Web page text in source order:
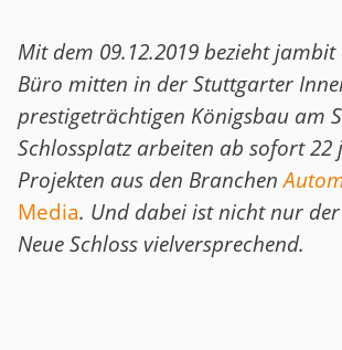
Mit dem 09.12.2019 bezieht jambit
Büro mitten in der Stuttgarter
prestigeträchtigen Königsbau am
Schlossplatz arbeiten ab sofort 22
Projekten aus den Branchen
Media. Und dabei ist nicht nur
Neue Schloss vielversprechend.